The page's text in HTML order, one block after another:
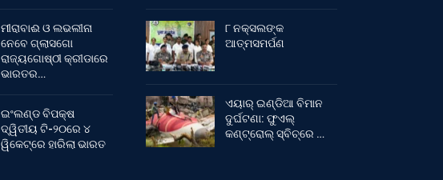
ମୀରାବାଈ ଓ ଲଭଲୀନା
ନେବେ ଗ୍ଲାସଗୋ
ରାଜ୍ୟଗୋଷ୍ଠୀ କ୍ରୀଡାରେ
ଭାରତର…
ଇଂଲଣ୍ଡ ବିପକ୍ଷ
ଦ୍ୱିତୀୟ ଟି-୨୦ରେ ୪
ୱିକେଟ୍‌ରେ ହାରିଲା ଭାରତ
୮ ନକ୍ସଲଙ୍କ
ଆତ୍ମସମର୍ପଣ
ଏୟାର୍ ଇଣ୍ଡିଆ ବିମାନ
ଦୁର୍ଘଟଣା: ଫୁଏଲ୍‌
କଣ୍ଟ୍ରୋଲ୍‌ ସ୍ବିଚ୍‌ରେ …